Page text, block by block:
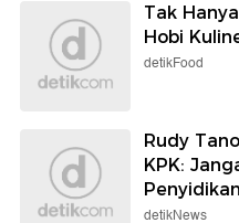
Tak
Hobi
detikFood
Rudy
KPK:
detikNews